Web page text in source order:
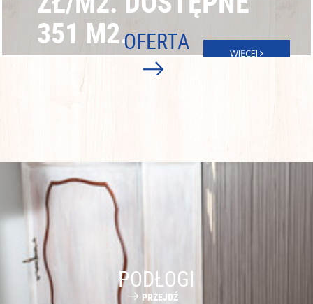
351 M2.
WIĘCEJ
OFERTA
PODŁOGI
PRZEJDŹ